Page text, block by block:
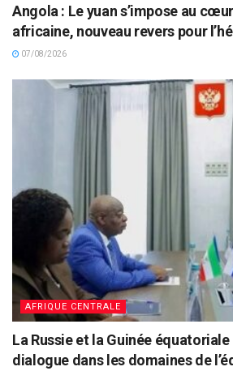
Angola : Le yuan s’impose au
africaine, nouveau revers pour
07/08/2026
AFRIQUE CENTRALE
La Russie et la Guinée
dialogue dans les domaines de